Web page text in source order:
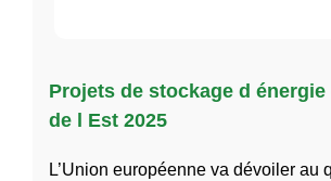
Projets de stockage d énergie
de l Est 2025
L’Union européenne va dévoiler au